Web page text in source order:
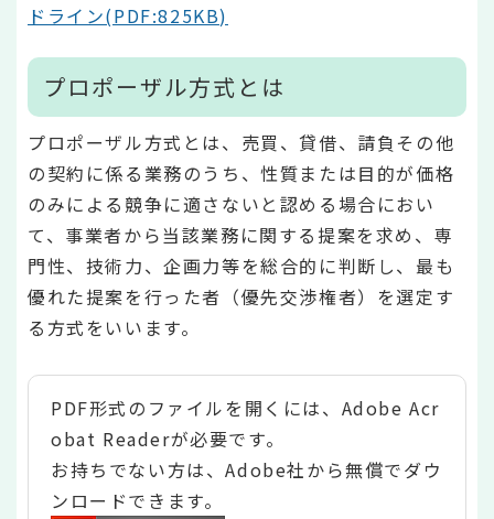
ドライン(PDF:825KB)
プロポーザル方式とは
プロポーザル方式とは、売買、貸借、請負その他
の契約に係る業務のうち、性質または目的が価格
のみによる競争に適さないと認める場合におい
て、事業者から当該業務に関する提案を求め、専
門性、技術力、企画力等を総合的に判断し、最も
優れた提案を行った者（優先交渉権者）を選定す
る方式をいいます。
PDF形式のファイルを開くには、Adobe Acr
obat Readerが必要です。
お持ちでない方は、Adobe社から無償でダウ
ンロードできます。